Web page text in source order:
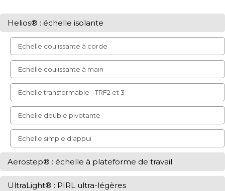
Helios® : échelle isolante
Echelle coulissante à corde
Echelle coulissante à main
Echelle transformable - TRF2 et 3
Echelle double pivotante
Echelle simple d'appui
Aerostep® : échelle à plateforme de travail
UltraLight® : PIRL ultra-légères